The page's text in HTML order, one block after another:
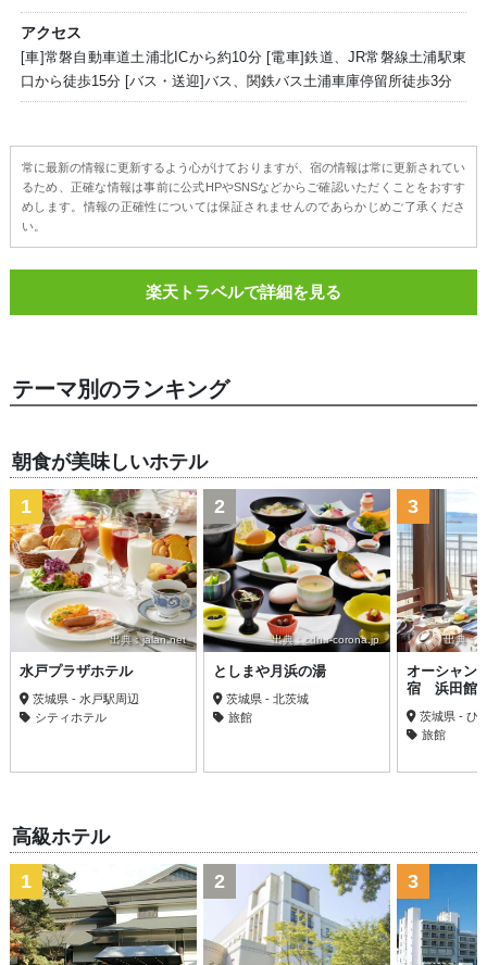
アクセス
[車]常磐自動車道土浦北ICから約10分 [電車]鉄道、JR常磐線土浦駅東
口から徒歩15分 [バス・送迎]バス、関鉄バス土浦車庫停留所徒歩3分
常に最新の情報に更新するよう心がけておりますが、宿の情報は常に更新されてい
るため、正確な情報は事前に公式HPやSNSなどからご確認いただくことをおすす
めします。情報の正確性については保証されませんのであらかじめご了承くださ
い。
楽天トラベルで詳細を見る
テーマ別のランキング
朝食が美味しいホテル
出典：jalan.net
1
水戸プラザホテル
茨城県 - 水戸駅周辺
シティホテル
出典：cdn.r-corona.jp
2
としまや月浜の湯
茨城県 - 北茨城
旅館
出典：
3
オーシャン
宿 浜田館
茨城県 - ひ
旅館
高級ホテル
1 2 3